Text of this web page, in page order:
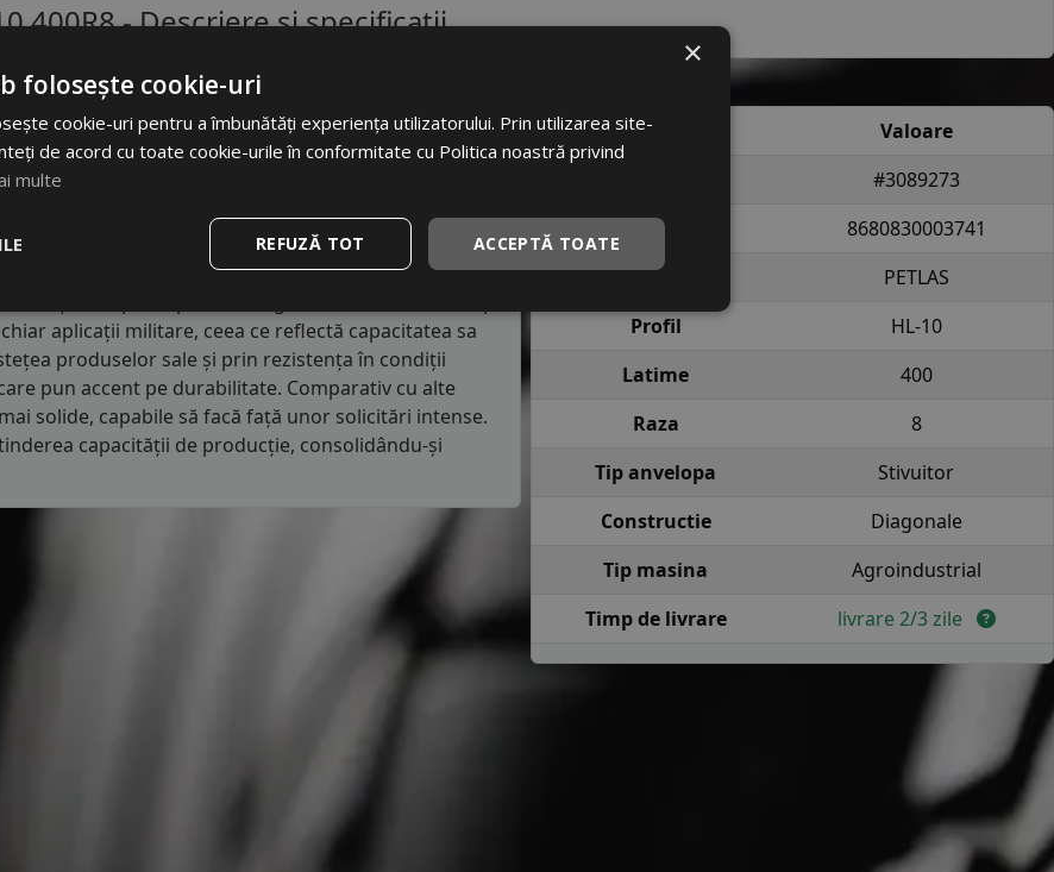
400R8- Descriere si specificatii
solidă și o infrastructură industrială bine
Compania produce o gamă variată de anvelope
aplicații militare, ceea ce reflectă capacitatea sa
produselor sale și prin rezistența în condiții
pun accent pe durabilitate. Comparativ cu alte
solide, capabile să facă față unor solicitări intense.
capacității de producție, consolidându-și
Atribut
Valoare
#3089273
EAN
8680830003741
Brand
PETLAS
Profil
HL-10
Latime
400
Raza
8
Tip anvelopa
Stivuitor
Constructie
Diagonale
Tip masina
Agroindustrial
Timp de livrare
livrare 2/3 zile
×
folosește cookie-uri
cookie-uri pentru a îmbunătăți experiența utilizatorului. Prin utilizarea site-
de acord cu toate cookie-urile în conformitate cu Politica noastră privind
multe
ACCEPTĂ TOATE
REFUZĂ TOT